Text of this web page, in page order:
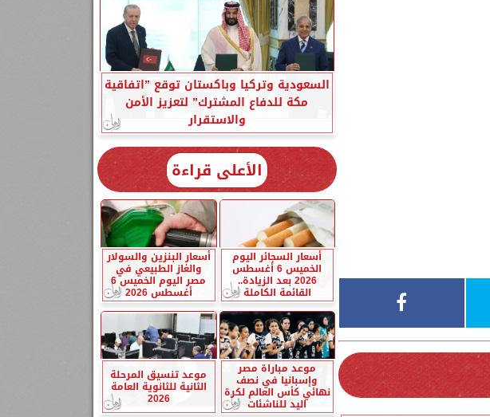
السعودية وتركيا وباكستان توقع ”اتفاقية
مكة للدفاع المشترك” لتعزيز الأمن
والاستقرار
الأعلى قراءة
أسعار السجائر اليوم
الخميس 6 أغسطس
2026 بعد الزيادة..
القائمة الكاملة
أسعار البنزين والسولار
والغاز الطبيعي في
مصر اليوم الخميس 6
أغسطس 2026
موعد مباراة مصر
وإسبانيا في نصف
نهائي كأس العالم لكرة
اليد للناشئات
موعد تنسيق المرحلة
الثانية للثانوية العامة
2026